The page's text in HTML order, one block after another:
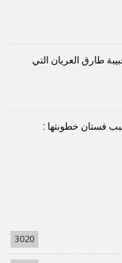
طارق العريان التي
فستان خطوبتها :
3020